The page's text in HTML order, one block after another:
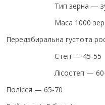
Тип зерна —
Маса 1000 зерен
Передзбиральна густота
Степ — 45-55
Лісостеп — 60-
Полісся — 65-70